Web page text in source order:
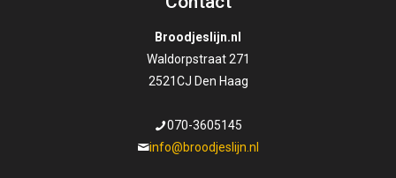
Broodjeslijn.nl
Waldorpstraat 271
2521CJ Den Haag
070-3605145
info@broodjeslijn.nl